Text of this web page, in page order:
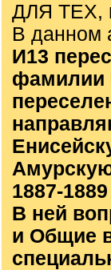
ДЛЯ ТЕХ,
В данном
И13
фамилии
1887-1889
В ней
и Общие